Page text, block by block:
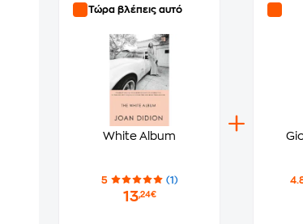
Τώρα βλέπεις αυτό
White Album
5 (1)
13,24€